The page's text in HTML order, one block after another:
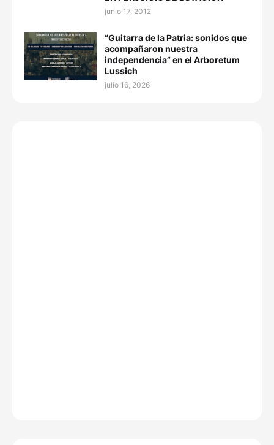
junio 17, 2012
“Guitarra de la Patria: sonidos que
acompañaron nuestra
independencia” en el Arboretum
Lussich
julio 16, 2026